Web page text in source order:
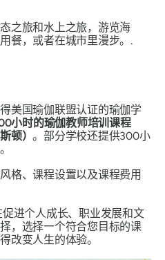
之旅和水上之旅，游览海
餐，或者在城市里漫步。.
美国瑜伽联盟认证的瑜伽学
小时的瑜伽教师培训课程
顿）。部分学校还提供300小
格、课程设置以及课程费用
促进个人成长、职业发展和文
，选择一个符合您目标的课
改变人生的体验。